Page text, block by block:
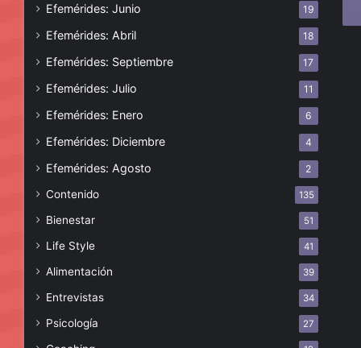
Efemérides: Junio 19
Efemérides: Abril 18
Efemérides: Septiembre 17
Efemérides: Julio 11
Efemérides: Enero 6
Efemérides: Diciembre 4
Efemérides: Agosto 2
Contenido 135
Bienestar 51
Life Style 41
Alimentación 39
Entrevistas 34
Psicología 27